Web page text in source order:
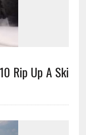
Rip Up A Ski